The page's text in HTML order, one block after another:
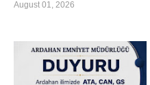
August 01, 2026